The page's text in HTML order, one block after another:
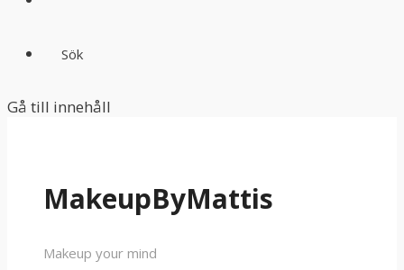
Sök
Gå till innehåll
MakeupByMattis
Makeup your mind